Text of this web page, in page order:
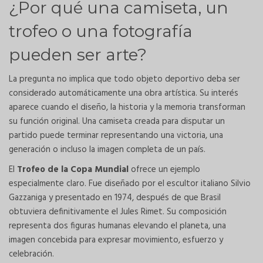
¿Por qué una camiseta, un
trofeo o una fotografía
pueden ser arte?
La pregunta no implica que todo objeto deportivo deba ser
considerado automáticamente una obra artística. Su interés
aparece cuando el diseño, la historia y la memoria transforman
su función original. Una camiseta creada para disputar un
partido puede terminar representando una victoria, una
generación o incluso la imagen completa de un país.
El Trofeo de la Copa Mundial ofrece un ejemplo
especialmente claro. Fue diseñado por el escultor italiano Silvio
Gazzaniga y presentado en 1974, después de que Brasil
obtuviera definitivamente el Jules Rimet. Su composición
representa dos figuras humanas elevando el planeta, una
imagen concebida para expresar movimiento, esfuerzo y
celebración.